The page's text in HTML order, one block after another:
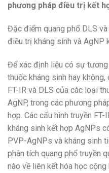
phương pháp điều trị kết
Đặc điểm quang phổ DLS
điều trị kháng sinh và AgNP
Để xác định liệu có sự
thuốc kháng sinh hay
FT-IR và DLS của các loại
AgNP, trong các phương
hợp. Các cấu hình truyền
kháng sinh kết hợp AgNPs
PVP-AgNPs và kháng sinh
phân tích quang phổ truyền
nào về liên kết hóa học